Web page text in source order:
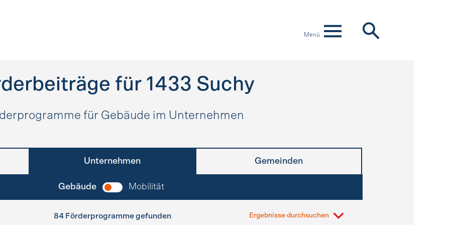
Menü
für 1433 Suchy
für Gebäude im Unternehmen
Unternehmen Gemeinden
Gebäude Mobilität
84 Förderprogramme gefunden Ergebnisse durchsuchen